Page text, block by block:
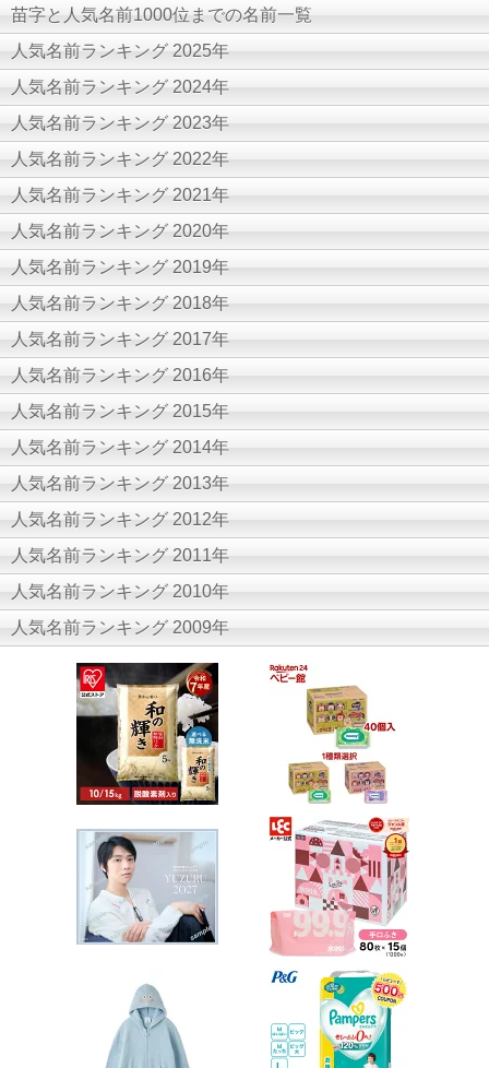
苗字と人気名前1000位までの名前一覧
人気名前ランキング 2025年
人気名前ランキング 2024年
人気名前ランキング 2023年
人気名前ランキング 2022年
人気名前ランキング 2021年
人気名前ランキング 2020年
人気名前ランキング 2019年
人気名前ランキング 2018年
人気名前ランキング 2017年
人気名前ランキング 2016年
人気名前ランキング 2015年
人気名前ランキング 2014年
人気名前ランキング 2013年
人気名前ランキング 2012年
人気名前ランキング 2011年
人気名前ランキング 2010年
人気名前ランキング 2009年